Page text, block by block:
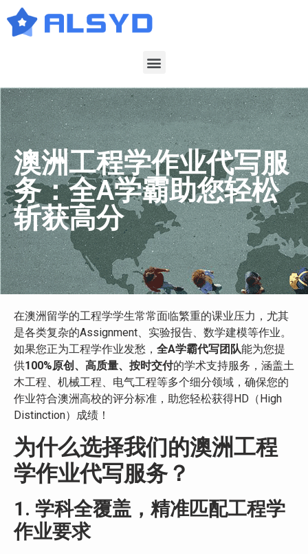
澳洲工程学作业代写服
务：全A学霸助您轻松
斩获高分
在澳洲留学的工程学学生常常面临繁重的课业压力，尤其
是各类复杂的Assignment、实验报告、数学建模等作业。
如果您正为工程学作业发愁， 全A学霸代写团队能为您提
供100%原创、高质量、按时交付的学术支持服务，涵盖土
木工程、机械工程、电气工程等多个细分领域，确保您的
作业符合澳洲高校的评分标准，助您轻松获得HD（High
Distinction）成绩！
为什么选择我们的澳洲工程
学作业代写服务？
1. 学科全覆盖，精准匹配工程学
作业要求